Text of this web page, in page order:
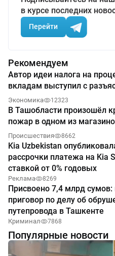
в курсе последних
Перейти
Рекомендуем
Автор идеи налога на
вкладам выступил с
Экономика 12323
В Ташобласти произошёл
пожар в одном из
Происшествия 8662
Kia Uzbekistan
рассрочки платежа на Kia
ставкой от 0% годовых
Реклама 8269
Присвоено 7,4 млрд
приговор по делу об
путепровода в Ташкенте
Криминал 7868
Популярные новости